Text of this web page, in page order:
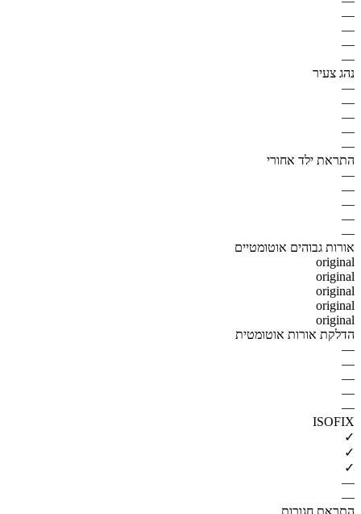
—
—
—
—
נהג צעיר
—
—
—
—
—
התראת ילד אחורי
—
—
—
—
—
אורות גבוהים אוטומטיים
original
original
original
original
original
הדלקת אורות אוטומטית
—
—
—
—
—
ISOFIX
✓
✓
✓
—
—
התראת חגורות